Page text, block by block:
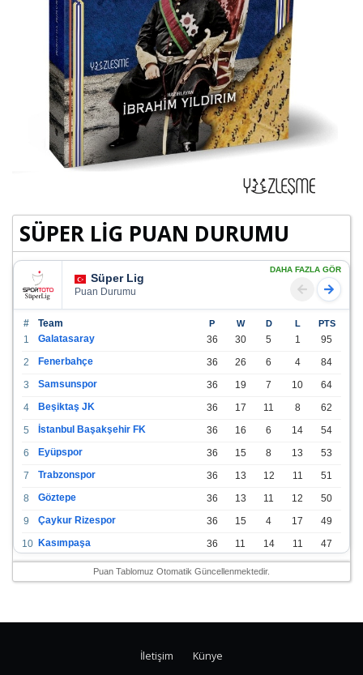
SÜPER LİG PUAN DURUMU
Süper Lig
Puan Durumu
DAHA FAZLA GÖR
# Team P W D L PTS
1 Galatasaray 36 30 5 1
95
2
Fenerbahçe 36 26 6 4
84
3
Samsunspor 36 19 7 10
64
4
Beşiktaş JK 36 17 11 8
62
5
İstanbul Başakşehir FK 36 16 6 14
54
6
Eyüpspor 36 15 8 13
53
7
Trabzonspor 36 13 12 11
51
8
Göztepe 36 13 11 12
50
9
Çaykur Rizespor 36 15 4 17
49
10 Kasımpaşa 36 11 14 11
47
Konyaspor
36
Puan Tablomuz Otomatik Güncellenmektedir.
İletişim Künye